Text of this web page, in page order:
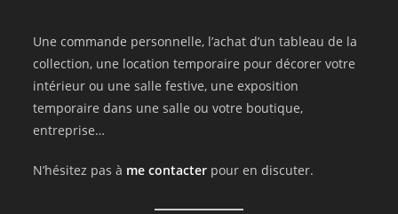
Une commande personnelle, l’achat d’un tableau de la
collection, une location temporaire pour décorer votre
intérieur ou une salle festive, une exposition
temporaire dans une salle ou votre boutique,
entreprise…
N’hésitez pas à me contacter pour en discuter.